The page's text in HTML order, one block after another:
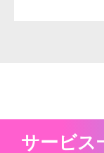
サービス